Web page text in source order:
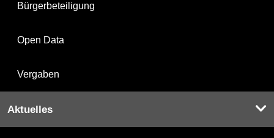
Bürgerbeteiligung
Open Data
Vergaben
Aktuelles